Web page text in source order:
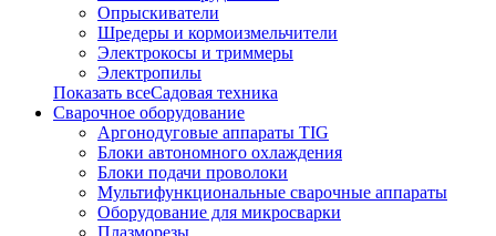
Опрыскиватели
Шредеры и кормоизмельчители
Электрокосы и триммеры
Электропилы
Показать всеСадовая техника
Сварочное оборудование
Аргонодуговые аппараты TIG
Блоки автономного охлаждения
Блоки подачи проволоки
Мультифункциональные сварочные аппараты
Оборудование для микросварки
Плазморезы